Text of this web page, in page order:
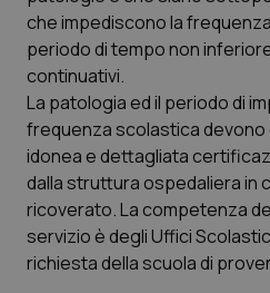
Abruzzo
Basilicata
Calabria
Campania
Emilia-Romagna
QS Pro Gold
Artrite & artrosi
Asma & BPCO
Car-T
Colesterolo &
QS Club
che impediscono la
periodo di tempo non
continuativi.
La patologia ed il periodo di
frequenza scolastica
idonea e dettagliata
dalla struttura ospedaliera in
ricoverato. La competenza
servizio è degli Uffici
richiesta della scuola di